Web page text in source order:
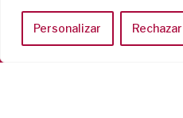
PersonalizarTel: 06 58 23 03